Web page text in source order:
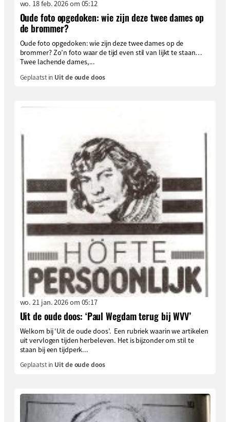
wo. 18 feb. 2026 om 05:12
Oude foto opgedoken: wie zijn deze twee dames op
de brommer?
Oude foto opgedoken: wie zijn deze twee dames op de
brommer? Zo’n foto waar de tijd even stil van lijkt te staan…
Twee lachende dames,...
Geplaatst in Uit de oude doos
wo. 21 jan. 2026 om 05:17
Uit de oude doos: ‘Paul Wegdam terug bij WVV’
Welkom bij ‘Uit de oude doos’. Een rubriek waarin we artikelen
uit vervlogen tijden herbeleven. Het is bijzonder om stil te
staan bij een tijdperk...
Geplaatst in Uit de oude doos